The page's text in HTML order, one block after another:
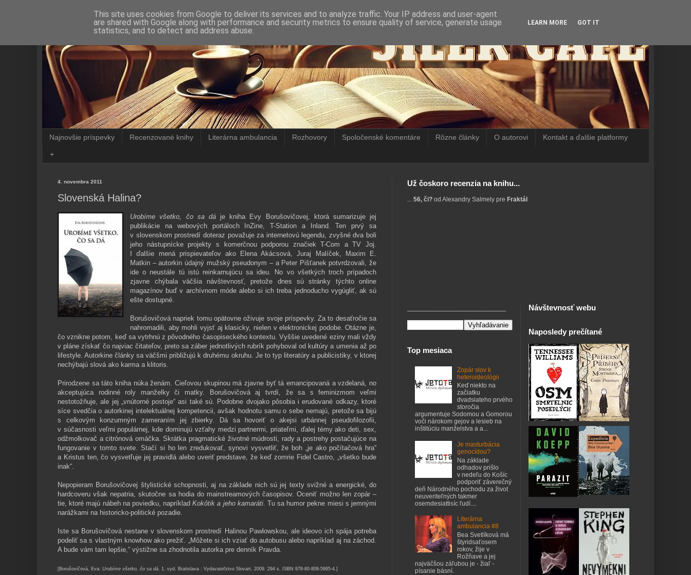
Najnovšie príspevky Recenzované knihy Literárna ambulancia Rozhovory Spoločenské komentáre Rôzne články O autorovi Kontakt a ďalšie platformy
+
4. novembra 2011
Slovenská Halina?
Urobíme všetko, čo sa dáje kniha Evy Borušovičovej, ktorá sumarizuje jej
publikácie na webových portáloch InZine, T-Station a Inland. Ten prvý sa
v slovenskom prostredí doteraz považuje za internetovú legendu, zvyšné dva boli
jeho nástupnícke projekty s komerčnou podporou značiek T-Com a TV Joj.
I ďalšie mená prispievateľov ako Elena Akácsová, Juraj Malíček, Maxim E.
Matkin – autorkin údajný mužský pseudonym – a Peter Pišťanek potvrdzovali, že
ide o neustále tú istú reinkarnujúcu sa ideu. No vo všetkých troch prípadoch
zjavne chýbala väčšia návštevnosť, pretože dnes sú stránky týchto online
magazínov buď v archívnom móde alebo si ich treba jednoducho vygúgliť, ak sú
ešte dostupné.
Borušovičová napriek tomu opätovne oživuje svoje príspevky. Za to desaťročie sa
nahromadili, aby mohli vyjsť aj klasicky, nielen v elektronickej podobe. Otázne je,
čo vznikne potom, keď sa vytrhnú z pôvodného časopiseckého kontextu. Vyššie uvedené eziny mali vždy
v pláne získať čo najviac čitateľov, preto sa záber jednotlivých rubrík pohyboval od kultúry a umenia až po
lifestyle. Autorkine články sa väčšmi približujú k druhému okruhu. Je to typ literatúry a publicistiky, v ktorej
nechýbajú slová ako karma a klitoris.
Prirodzene sa táto kniha núka ženám. Cieľovou skupinou má zjavne byť tá emancipovaná a vzdelaná, no
akceptujúca rodinné roly manželky či matky. Borušovičová aj tvrdí, že sa s feminizmom veľmi
nestotožňuje, ale jej „vnútorné postoje“ asi také sú. Podobne dvojako pôsobia i erudované odkazy, ktoré
síce svedčia o autorkinej intelektuálnej kompetencii, avšak hodnotu samu o sebe nemajú, pretože sa bijú
s celkovým konzumným zameraním jej zbierky. Dá sa hovoriť o akejsi urbánnej pseudofilozofii,
v súčasnosti veľmi populárnej, kde dominujú vzťahy medzi partnermi, priateľmi, ďalej témy ako deti, sex,
odžmolkovač a citrónová omáčka. Skrátka pragmatické životné múdrosti, rady a postrehy postačujúce na
fungovanie v tomto svete. Stačí si ho len zredukovať, synovi vysvetliť, že boh „je ako počítačová hra“
a Kristus ten, čo vysvetľuje jej pravidlá alebo uveriť predstave, že keď zomrie Fidel Castro, „všetko bude
inak“.
Nepopieram Borušovičovej štylistické schopnosti, aj na základe nich sú jej texty svižné a energické, do
hardcoveru však nepatria, skutočne sa hodia do mainstreamových časopisov. Oceniť možno len zopár –
tie, ktoré majú nábeh na poviedku, napríkladKokôtik a jeho kamaráti. Tu sa humor pekne miesi s jemnými
narážkami na historicko-politické pozadie.
Iste sa Borušovičová nestane v slovenskom prostredí Halinou Pawlowskou, ale ideovo ich spája potreba
podeliť sa s vlastným knowhow ako prežiť. „
Môžete si ich vziať do autobusu alebo napríklad aj na záchod.
A bude vám tam lepšie,“ výstižne sa zhodnotila autorka pre denník Pravda.
[Borušovičová, Eva: Urobíme všetko, čo sa dá . 1. vyd. Bratislava : Vydavateľstvo Slovart, 2009. 294 s. ISBN 978-80-808-5995-4.]
Už čoskoro recenzia na knihu...
56, či? od Alexandry Salmely pre Fraktál
Top mesiaca
Zopár slov k
heteroideológii
Keď niekto na
začiatku
dvadsiateho prvého
storočia
argumentuje Sodomou a Gomorou
voči nárokom gejov a lesieb na
inštitúciu manželstva a a...
Je masturbácia
genocídou?
Na základe
odhadov prišlo
v nedeľu do Košíc
podporiť záverečný
deň Národného pochodu za život
neuveriteľných takmer
osemdesiattisíc ľudí....
Literárna
ambulancia #8
Bea Svetlíková má
štyridsaťosem
rokov, žije v
Rožňave a jej
najväčšou záľubou je - žiaľ -
písanie básní.
Návštevnosť webu
Naposledy prečítané
This site uses cookies from Google to deliver its services and to analyze traffic. Your IP address and user-agent
are shared with Google along with performance and security metrics to ensure quality of service, generate usage
statistics, and to detect and address abuse.
LEARN MORE GOT IT